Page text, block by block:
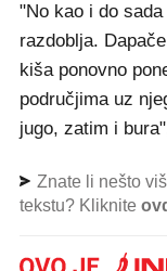
"No kao i do
razdoblja.
kiša ponovno
područjima uz
jugo, zatim i
Znate li nešto
tekstu? Kliknite